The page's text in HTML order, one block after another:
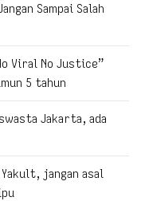
Sampai Salah
Viral No Justice”
5 tahun
Jakarta, ada
jangan asal